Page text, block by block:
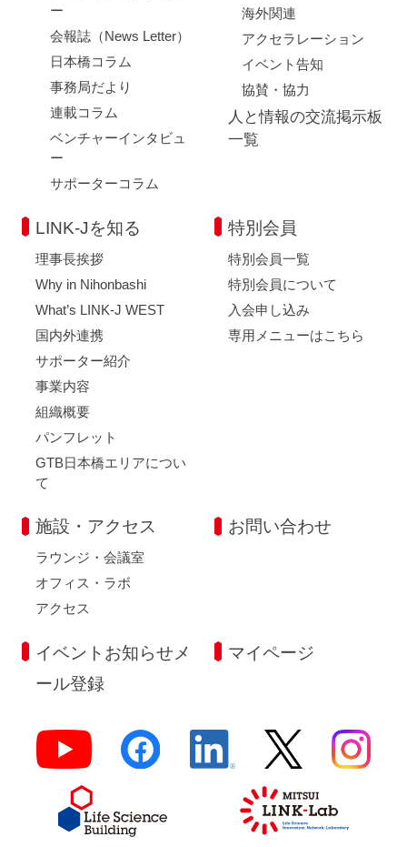
ー
会報誌（News Letter）
日本橋コラム
事務局だより
連載コラム
ベンチャーインタビュ
ー
サポーターコラム
海外関連
アクセラレーション
イベント告知
協賛・協力
人と情報の交流掲示板
一覧
LINK-Jを知る
理事長挨拶
Why in Nihonbashi
What’s LINK-J WEST
国内外連携
サポーター紹介
事業内容
組織概要
パンフレット
GTB日本橋エリアについ
て
特別会員
特別会員一覧
特別会員について
入会申し込み
専用メニューはこちら
施設・アクセス
ラウンジ・会議室
オフィス・ラボ
アクセス
お問い合わせ
イベントお知らせメ
ール登録
マイページ